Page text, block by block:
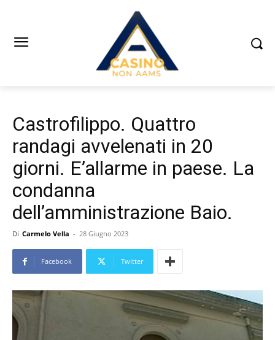
Castrofilippo. Quattro
randagi avvelenati in 20
giorni. E’allarme in paese. La
condanna
dell’amministrazione Baio.
Di Carmelo Vella - 28 Giugno 2023
Facebook Twitter